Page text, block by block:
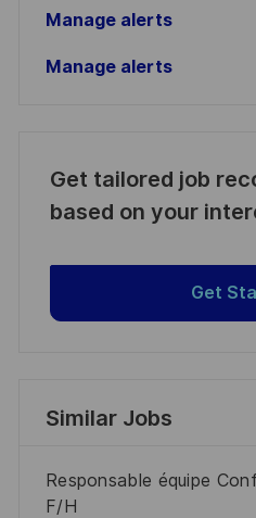
Manage alerts
Manage alerts
Get tailored job
based on your
Get
Similar Jobs
Responsable équipe
F/H